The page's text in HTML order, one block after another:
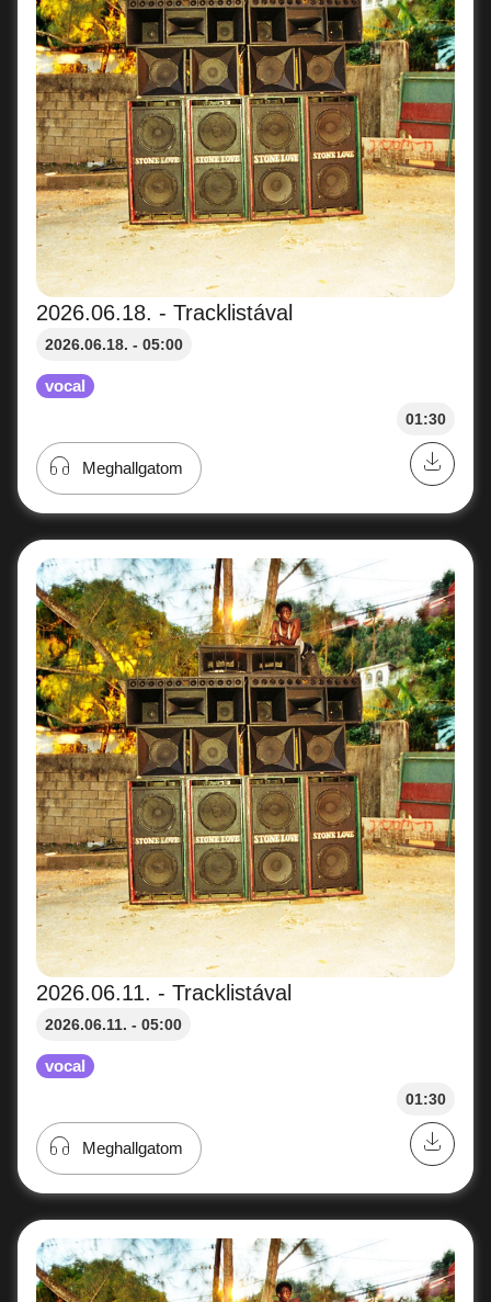
2026.06.18. - Tracklistával
2026.06.18. - 05:00
vocal
01:30
Meghallgatom
2026.06.11. - Tracklistával
2026.06.11. - 05:00
vocal
01:30
Meghallgatom